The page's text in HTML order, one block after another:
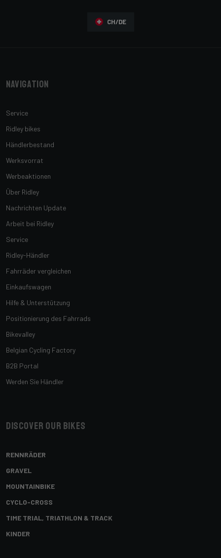
CH/DE
Navigation
Service
Ridley bikes
Händlerbestand
Werksvorrat
Werbeaktionen
Über Ridley
Nachrichten Update
Arbeit bei Ridley
Service
Ridley-Händler
Fahrräder vergleichen
Einkaufswagen
Hilfe & Unterstützung
Positionierung des Fahrrads
Bikevalley
Belgian Cycling Factory
B2B Portal
Werden Sie Händler
Discover our bikes
RENNRÄDER
GRAVEL
MOUNTAINBIKE
CYCLO-CROSS
TIME TRIAL, TRIATHLON & TRACK
KINDER